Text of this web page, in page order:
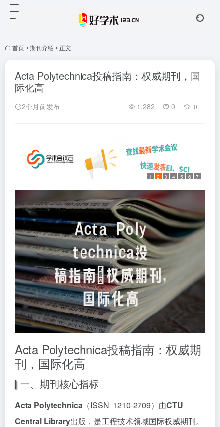
首页 • 期刊介绍 • 正文
Acta Polytechnica投稿指南：权威期刊，国
际化高
2个月前发布 1,282 0 0
1 2 3 4 5 6 7
Acta Polytechnica投稿指南：权威期
刊，国际化高
一、期刊核心指标
Acta Polytechnica （ISSN: 1210-2709）由CTU
Central Library出版，是工程技术领域国际权威期刊。